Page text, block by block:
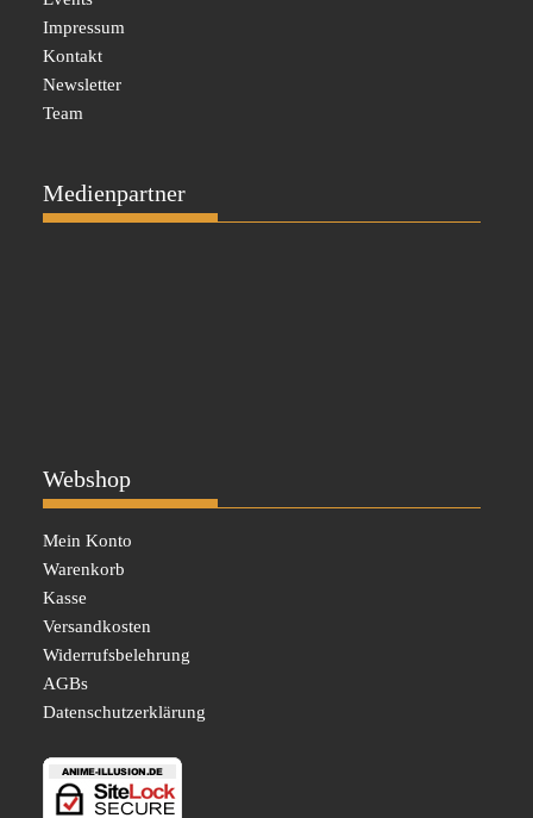
Impressum
Kontakt
Newsletter
Team
Medienpartner
Webshop
Mein Konto
Warenkorb
Kasse
Versandkosten
Widerrufsbelehrung
AGBs
Datenschutzerklärung